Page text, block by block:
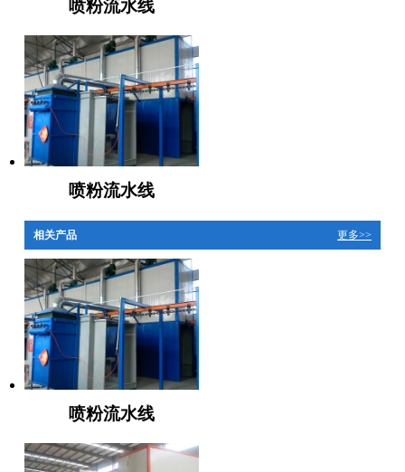
喷粉流水线
喷粉流水线
相关产品 更多>>
喷粉流水线